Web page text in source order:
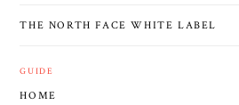
THE NORTH FACE WHITE LABEL
GUIDE
HOME